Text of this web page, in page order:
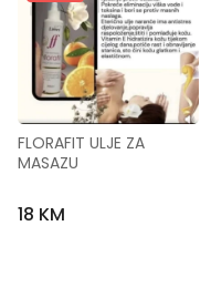
FLORAFIT ULJE ZA
MASAZU
18 KM